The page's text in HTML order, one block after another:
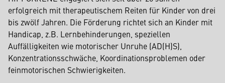
erfolgreich mit therapeutischem Reiten für Kinder von drei
bis zwölf Jahren. Die Förderung richtet sich an Kinder mit
Handicap, z.B. Lernbehinderungen, speziellen
Auffälligkeiten wie motorischer Unruhe (AD(H)S),
Konzentrationsschwäche, Koordinationsproblemen oder
feinmotorischen Schwierigkeiten.